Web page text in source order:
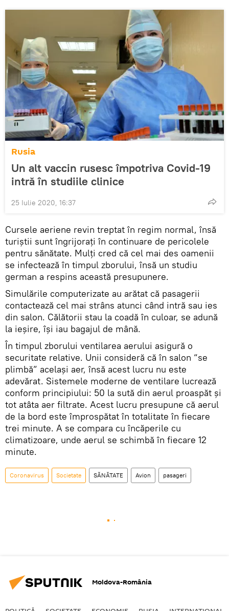
Rusia
Un alt vaccin rusesc împotriva Covid-19
intră în studiile clinice
25 Iulie 2020, 16:37
Cursele aeriene revin treptat în regim normal, însă
turiștii sunt îngrijorați în continuare de pericolele
pentru sănătate. Mulți cred că cel mai des oamenii
se infectează în timpul zborului, însă un studiu
german a respins această presupunere.
Simulările computerizate au arătat că pasagerii
contactează cel mai strâns atunci când intră sau ies
din salon. Călătorii stau la coadă în culoar, se adună
la ieșire, își iau bagajul de mână.
În timpul zborului ventilarea aerului asigură o
securitate relative. Unii consideră că în salon “se
plimbă” același aer, însă acest lucru nu este
adevărat. Sistemele moderne de ventilare lucrează
conform principiului: 50 la sută din aerul proaspăt și
tot atâta aer filtrate. Acest lucru presupune că aerul
de la bord este împrospătat în totalitate în fiecare
trei minute. A se compara cu încăperile cu
climatizoare, unde aerul se schimbă în fiecare 12
minute.
Coronavirus Societate SĂNĂTATE Avion pasageri
Moldova-România